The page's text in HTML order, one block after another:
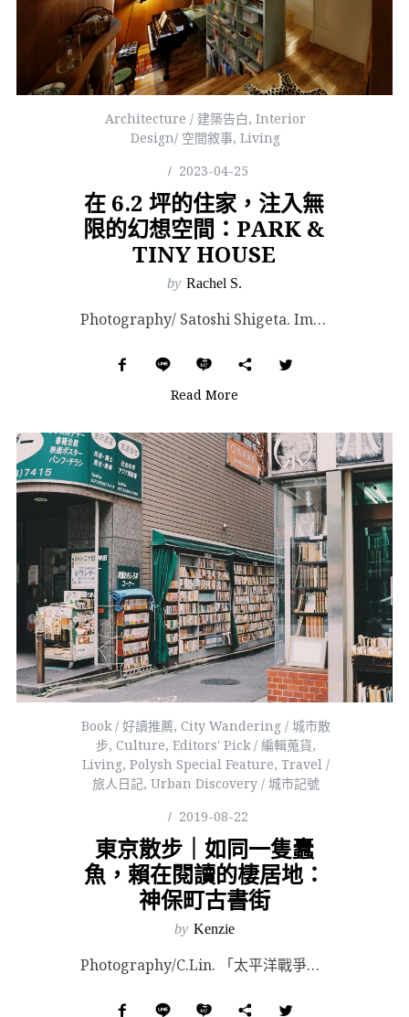
Architecture / 建築告白,Interior
Design/ 空間敘事,Living
2023-04-25
在 6.2 坪的住家，注入無
限的幻想空間：PARK &
TINY HOUSE
by Rachel S.
Photography/ Satoshi Shigeta. Images Courtesy of N...
Read More
Book / 好讀推薦, City Wandering / 城市散
步, Culture, Editors' Pick / 編輯蒐貨,
Living, Polysh Special Feature, Travel /
旅人日記, Urban Discovery / 城市記號
2019-08-22
東京散步｜如同一隻蠹
魚，賴在閱讀的棲居地：
神保町古書街
by Kenzie
Photography/C.Lin. 「太平洋戰爭時，美軍以『神保町舊書的燒燬，是文化上極大損失』為...